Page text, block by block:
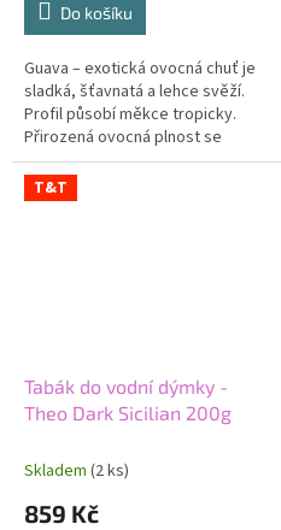
Do košíku
Guava – exotická ovocná chuť je
sladká, šťavnatá a lehce svěží.
Profil působí měkce tropicky.
Přirozená ovocná plnost se
střídá s jemnou kyselkavostí.
Střední síla udržuje guavu...
T&T
Tabák do vodní dýmky -
Theo Dark Sicilian 200g
Skladem (2 ks)
859 Kč